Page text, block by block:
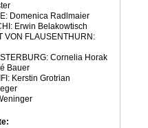
Domenica Radlmaier
Erwin Belakowtisch
VON FLAUSENTHURN:
Cornelia Horak
Bauer
Kerstin Grotrian